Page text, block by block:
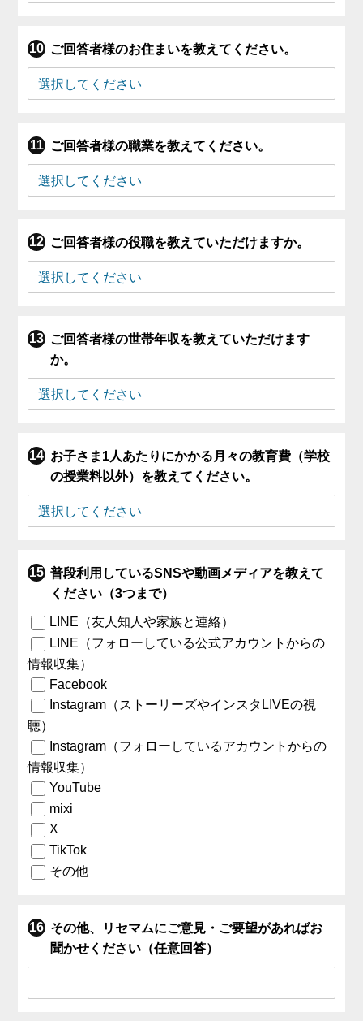
ご回答者様のお住まいを教えてください。
ご回答者様の職業を教えてください。
ご回答者様の役職を教えていただけますか。
ご回答者様の世帯年収を教えていただけます
か。
お子さま1人あたりにかかる月々の教育費（学校
の授業料以外）を教えてください。
普段利用しているSNSや動画メディアを教えて
ください（3つまで）
LINE（友人知人や家族と連絡）
LINE（フォローしている公式アカウントからの
情報収集）
Facebook
Instagram（ストーリーズやインスタLIVEの視
聴）
Instagram（フォローしているアカウントからの
情報収集）
YouTube
mixi
X
TikTok
その他
その他、リセマムにご意見・ご要望があればお
聞かせください（任意回答）